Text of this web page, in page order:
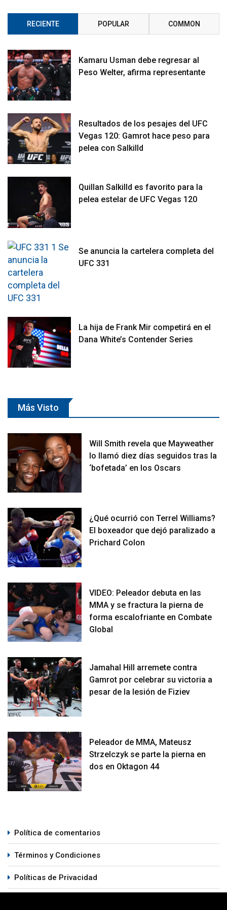
RECIENTE POPULAR COMMON
Kamaru Usman debe regresar al
Peso Welter, afirma representante
Resultados de los pesajes del UFC
Vegas 120: Gamrot hace peso para
pelea con Salkilld
Quillan Salkilld es favorito para la
pelea estelar de UFC Vegas 120
Se anuncia la cartelera completa del
UFC 331
La hija de Frank Mir competirá en el
Dana White’s Contender Series
Más Visto
Will Smith revela que Mayweather
lo llamó diez días seguidos tras la
‘bofetada’ en los Oscars
¿Qué ocurrió con Terrel Williams?
El boxeador que dejó paralizado a
Prichard Colon
VIDEO: Peleador debuta en las
MMA y se fractura la pierna de
forma escalofriante en Combate
Global
Jamahal Hill arremete contra
Gamrot por celebrar su victoria a
pesar de la lesión de Fiziev
Peleador de MMA, Mateusz
Strzelczyk se parte la pierna en
dos en Oktagon 44
Política de comentarios
Términos y Condiciones
Políticas de Privacidad